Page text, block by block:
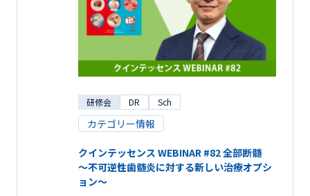
研修会 DR Sch
カテゴリー情報
クインテッセンス WEBINAR #82 全部断髄
～不可逆性歯髄炎に対する新しい治療オプシ
ョン～